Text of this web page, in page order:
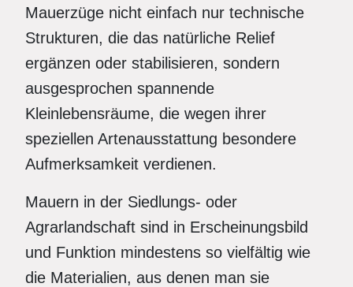
Mauerzüge nicht einfach nur technische
Strukturen, die das natürliche Relief
ergänzen oder stabilisieren, sondern
ausgesprochen spannende
Kleinlebensräume, die wegen ihrer
speziellen Artenausstattung besondere
Aufmerksamkeit verdienen.
Mauern in der Siedlungs- oder
Agrarlandschaft sind in Erscheinungsbild
und Funktion mindestens so vielfältig wie
die Materialien, aus denen man sie